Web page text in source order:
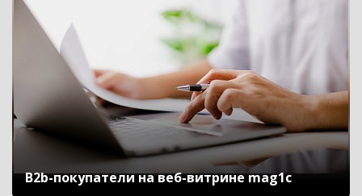
B2b-покупатели на веб-витрине mag1c